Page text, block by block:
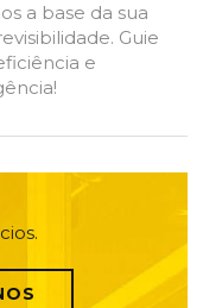
a base da sua
Guie
e